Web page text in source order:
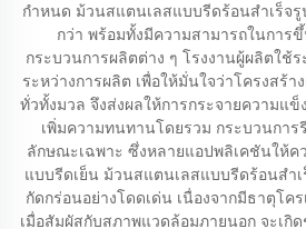
กำหนด ม้วนสแตนเลสแบบรีดร้อนสำเร็จ
กว่า พร้อมทั้งมีความสามารถในการ
กระบวนการผลิตต่าง ๆ โรงงานผู้ผลิตใ
ระหว่างการผลิต เพื่อให้มั่นใจว่าโครงสร้า
ทั่วทั้งมวล จึงส่งผลให้การกระจายความแ
เพิ่มความทนทานโดยรวม กระบวนการ
ลักษณะเฉพาะ ซึ่งหลายแอปพลิเคชันให้ค
แบบรีดเย็น ม้วนสแตนเลสแบบรีดร้อนสำ
กัดกร่อนอย่างโดดเด่น เนื่องจากมีธาตุโค
เมื่อสัมผัสกับสภาพแวดล้อมภายนอก จะเกิ